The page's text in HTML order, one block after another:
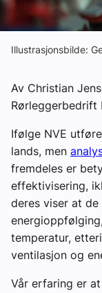
Abonner på
Annonsere i
Tips oss
eBlad
Illustrasjonsbilde:
Av Christian
Rørleggerbedrift
Ifølge NVE
lands, men
fremdeles er
effektivisering,
deres viser at
temperatur,
ventilasjon og
Vår erfaring er